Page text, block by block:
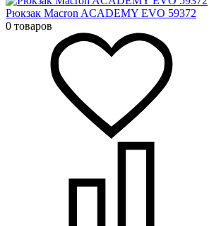
Рюкзак Macron ACADEMY EVO 59372
0 товаров